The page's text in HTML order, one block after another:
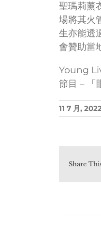
聖瑪莉薰
場將其火
生亦能透
會贊助當
Young
節目 – 「
11 7 月,
Share